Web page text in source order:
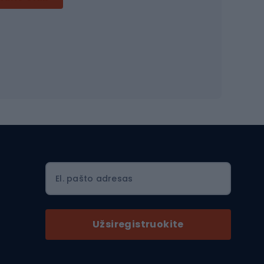
Ski touring slidės
Ski touring batai
Slidinėjimas
El. pašto adresas
Užsiregistruokite